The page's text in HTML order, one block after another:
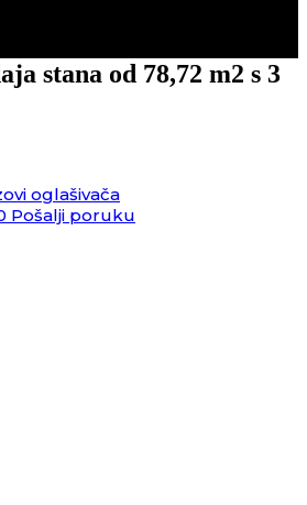
stana od 78,72 m2 s 3
oglašivača
Pošalji poruku